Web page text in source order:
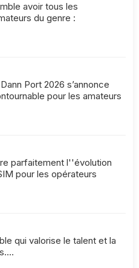
avoir tous les
du genre :
Port 2026 s’annonce
pour les amateurs
parfaitement l''évolution
pour les opérateurs
qui valorise le talent et la